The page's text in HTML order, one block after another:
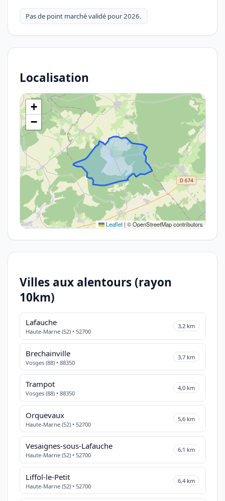
Pas de point marché validé pour 2026.
Localisation
+
−
Leaflet | © OpenStreetMap contributors
Villes aux alentours (rayon
10km)
Lafauche
Haute-Marne (52) • 52700
3,2 km
Brechainville
Vosges (88) • 88350
3,7 km
Trampot
Vosges (88) • 88350
4,0 km
Orquevaux
Haute-Marne (52) • 52700
5,6 km
Vesaignes-sous-Lafauche
Haute-Marne (52) • 52700
6,1 km
Liffol-le-Petit
Haute-Marne (52) • 52700
6,4 km